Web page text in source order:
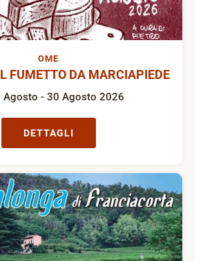
OME
FUMETTO DA MARCIAPIEDE
Agosto - 30 Agosto 2026
DETTAGLI